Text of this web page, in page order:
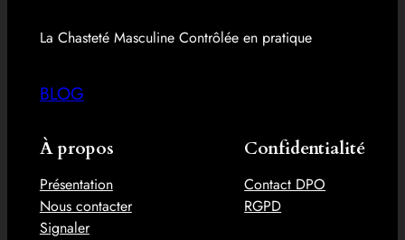
La Chasteté Masculine Contrôlée en pratique
BLOG
À propos
Présentation
Nous contacter
Signaler
Confidentialité
Contact DPO
RGPD